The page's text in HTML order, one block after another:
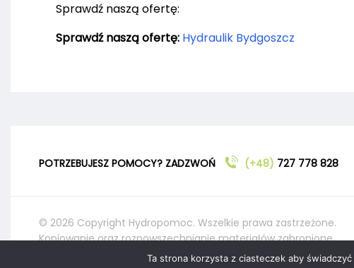
Sprawdź naszą ofertę:
Sprawdź naszą ofertę: Hydraulik Bydgoszcz
POTRZEBUJESZ POMOCY? ZADZWOŃ (+48) 727 778 828
© 2026 Copyright Hydropomoc. Wszelkie prawa zastrzeżone.
Kopiowanie oraz rozpowszechnianie materiałów zabronione.
Ta strona korzysta z ciasteczek aby